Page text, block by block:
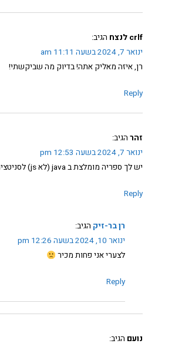
crlf לנצח
הגיב:
ינואר 7, 2024 בשעה 11:11 am
רן, איזה מאליק אתה! בדיוק מה שביקשתי!
Reply
זהר הגיב:
ינואר 7, 2024 בשעה 12:53 pm
יש לך ספריה מומלצת ב java (לא js) לסניטציה?
Reply
רן בר-זיק הגיב:
ינואר 10, 2024 בשעה 12:26 pm
לצערי אני פחות מכיר
Reply
נועם הגיב: